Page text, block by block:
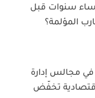
سنوات قبل
المؤلمة؟
في مجالس إدارة
تخفّض